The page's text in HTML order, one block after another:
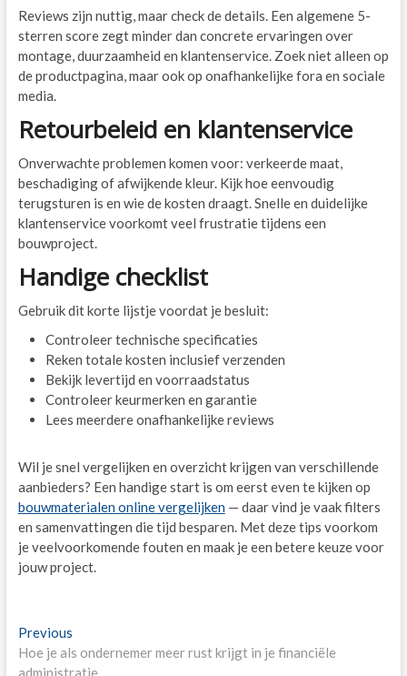
Reviews zijn nuttig, maar check de details. Een algemene 5-
sterren score zegt minder dan concrete ervaringen over
montage, duurzaamheid en klantenservice. Zoek niet alleen op
de productpagina, maar ook op onafhankelijke fora en sociale
media.
Retourbeleid en klantenservice
Onverwachte problemen komen voor: verkeerde maat,
beschadiging of afwijkende kleur. Kijk hoe eenvoudig
terugsturen is en wie de kosten draagt. Snelle en duidelijke
klantenservice voorkomt veel frustratie tijdens een
bouwproject.
Handige checklist
Gebruik dit korte lijstje voordat je besluit:
Controleer technische specificaties
Reken totale kosten inclusief verzenden
Bekijk levertijd en voorraadstatus
Controleer keurmerken en garantie
Lees meerdere onafhankelijke reviews
Wil je snel vergelijken en overzicht krijgen van verschillende
aanbieders? Een handige start is om eerst even te kijken op
bouwmaterialen online vergelijken — daar vind je vaak filters
en samenvattingen die tijd besparen. Met deze tips voorkom
je veelvoorkomende fouten en maak je een betere keuze voor
jouw project.
Post
navigation
PreviousPrevious
post:
Hoe je als ondernemer meer rust krijgt in je financiële
administratie